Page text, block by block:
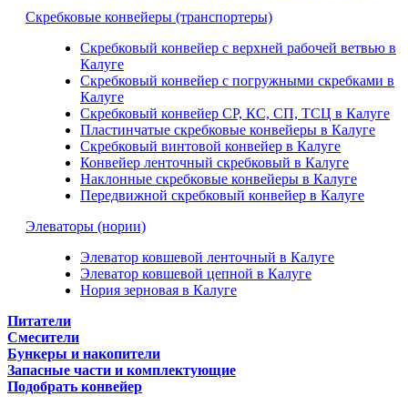
Скребковые конвейеры (транспортеры)
Скребковый конвейер с верхней рабочей ветвью в
Калуге
Скребковый конвейер с погружными скребками в
Калуге
Скребковый конвейер СР, КС, СП, ТСЦ в Калуге
Пластинчатые скребковые конвейеры в Калуге
Скребковый винтовой конвейер в Калуге
Конвейер ленточный скребковый в Калуге
Наклонные скребковые конвейеры в Калуге
Передвижной скребковый конвейер в Калуге
Элеваторы (нории)
Элеватор ковшевой ленточный в Калуге
Элеватор ковшевой цепной в Калуге
Нория зерновая в Калуге
Питатели
Смесители
Бункеры и накопители
Запасные части и комплектующие
Подобрать конвейер